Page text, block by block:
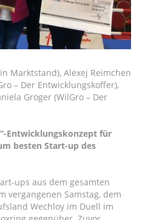
Marktstand), Alexej Reimchen
– Der Entwicklungskoffer),
Gröger (WilGro – Der
Entwicklungskonzept für
besten Start-up des
ups aus dem gesamten
vergangenen Samstag, dem
Wechloy im Duell im